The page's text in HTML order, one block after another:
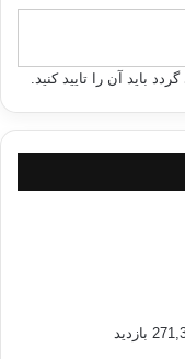
باید آن را تایید کنید.